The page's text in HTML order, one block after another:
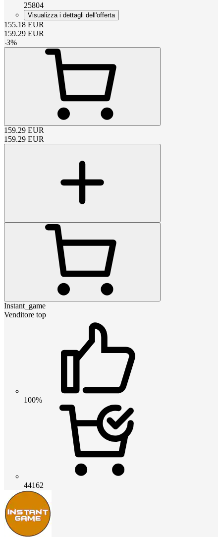
25804
Visualizza i dettagli dell'offerta
155.18 EUR
159.29 EUR
-3%
159.29 EUR
159.29 EUR
Instant_game
Venditore top
100%
44162